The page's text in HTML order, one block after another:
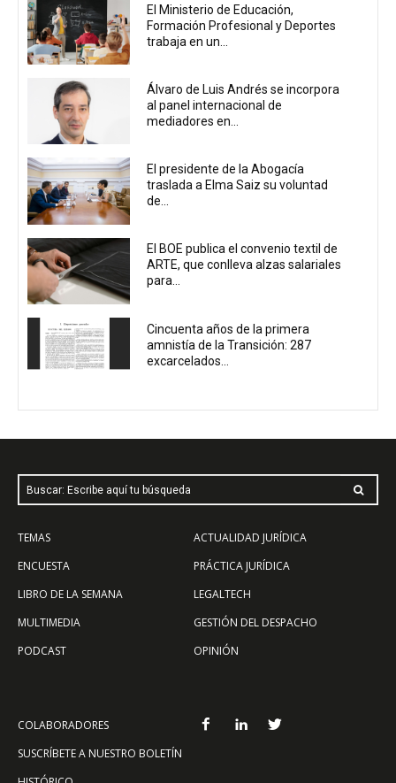
El Ministerio de Educación,
Formación Profesional y Deportes
trabaja en un...
Álvaro de Luis Andrés se incorpora
al panel internacional de
mediadores en...
El presidente de la Abogacía
traslada a Elma Saiz su voluntad
de...
El BOE publica el convenio textil de
ARTE, que conlleva alzas salariales
para...
Cincuenta años de la primera
amnistía de la Transición: 287
excarcelados...
Buscar: Escribe aquí tu búsqueda
TEMAS
ENCUESTA
LIBRO DE LA SEMANA
MULTIMEDIA
PODCAST
ACTUALIDAD JURÍDICA
PRÁCTICA JURÍDICA
LEGALTECH
GESTIÓN DEL DESPACHO
OPINIÓN
COLABORADORES
SUSCRÍBETE A NUESTRO BOLETÍN